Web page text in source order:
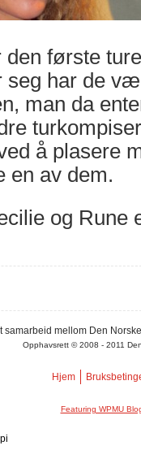
den første
seg har de
man da
å plasere
en av dem.
og Rune
samarbeid mellom Den
Opphavsrett © 2008 - 2011
Hjem
Featuring WPMU